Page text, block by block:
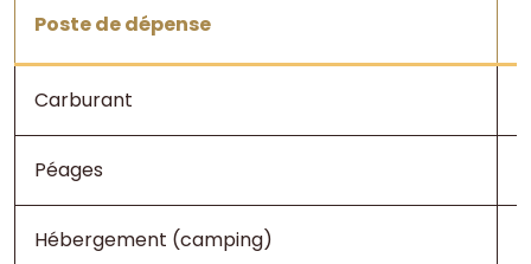
Poste de dépense
Carburant
Péages
Hébergement (camping)